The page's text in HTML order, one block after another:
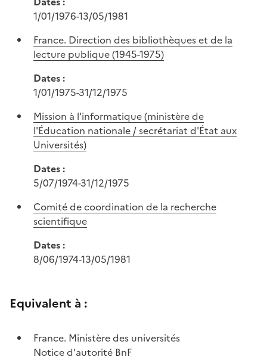
1/01/1976-13/05/1981
France. Direction des bibliothèques et de la
lecture publique (1945-1975)
Dates :
1/01/1975-31/12/1975
Mission à l'informatique (ministère de
l'Éducation nationale / secrétariat d'État aux
Universités)
Dates :
5/07/1974-31/12/1975
Comité de coordination de la recherche
scientifique
Dates :
8/06/1974-13/05/1981
Equivalent à :
France. Ministère des universités
Notice d'autorité BnF